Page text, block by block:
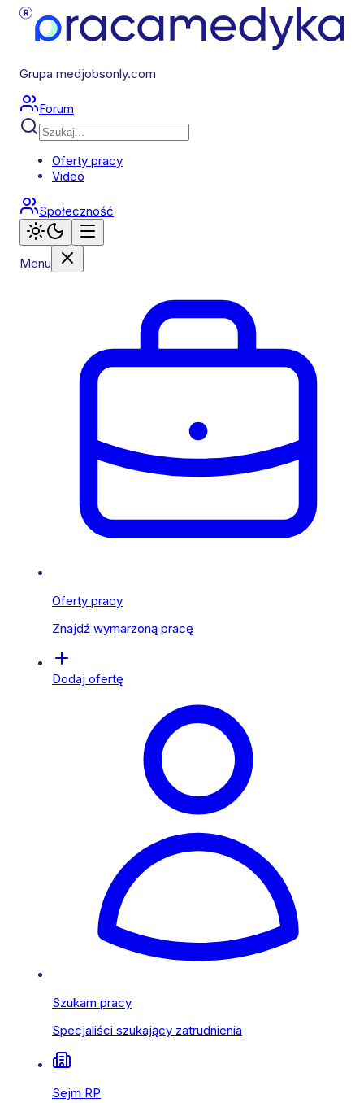
Grupa medjobsonly.com
Forum
Oferty pracy
Video
Społeczność
Menu
Oferty pracy
Znajdź wymarzoną pracę
Dodaj ofertę
Szukam pracy
Specjaliści szukający zatrudnienia
Sejm RP